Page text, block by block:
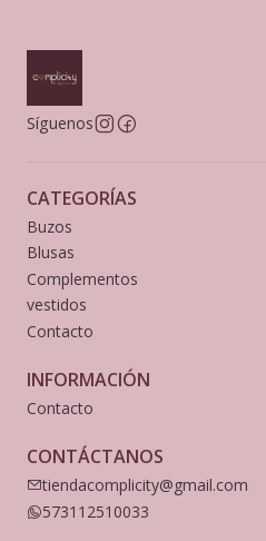
Síguenos
CATEGORÍAS
Buzos
Blusas
Complementos
vestidos
Contacto
INFORMACIÓN
Contacto
CONTÁCTANOS
tiendacomplicity@gmail.com
573112510033